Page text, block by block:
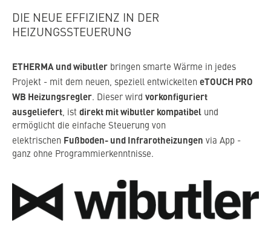
DIE NEUE EFFIZIENZ IN DER
HEIZUNGSSTEUERUNG
ETHERMA und wibutler bringen smarte Wärme in jedes
Projekt - mit dem neuen, speziell entwickelten eTOUCH PRO
WB Heizungsregler. Dieser wird vorkonfiguriert
ausgeliefert, ist direkt mit wibutler kompatibel und
ermöglicht die einfache Steuerung von
elektrischen Fußboden- und Infrarotheizungen via App -
ganz ohne Programmierkenntnisse.